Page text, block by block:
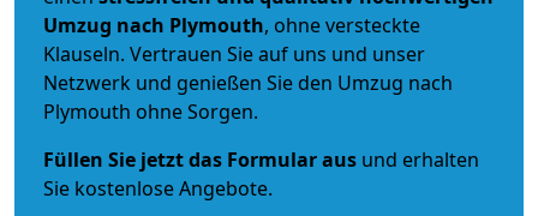
Umzug nach Plymouth, ohne versteckte
Klauseln. Vertrauen Sie auf uns und unser
Netzwerk und genießen Sie den Umzug nach
Plymouth ohne Sorgen.
Füllen Sie jetzt das Formular aus und erhalten
Sie kostenlose Angebote.